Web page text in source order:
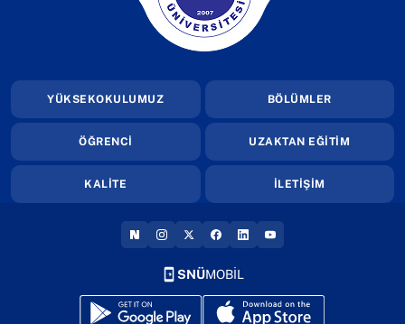
(yeni sekmede açılır)
YÜKSEKOKULUMUZ BÖLÜMLER
ÖĞRENCİ UZAKTAN EĞİTİM
KALİTE İLETİŞİM
(YENI SEKMEDE AÇILIR)
(YENI SEKMEDE AÇILIR)
(YENI SEKMEDE AÇILIR)
(YENI SEKMEDE AÇILIR)
(YENI SEKMEDE AÇILIR)
(YENI SEKMEDE
SNÜMOBİL